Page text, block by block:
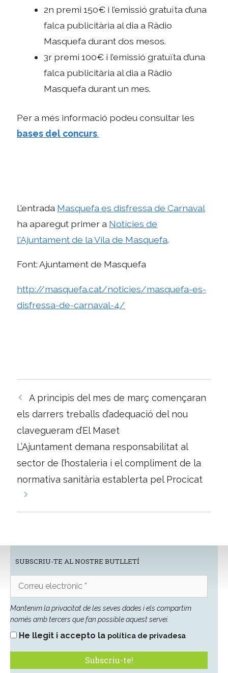
2n premi 150€ i l’emissió gratuïta d’una
falca publicitària al dia a Ràdio
Masquefa durant dos mesos.
3r premi 100€ i l’emissió gratuïta d’una
falca publicitària al dia a Ràdio
Masquefa durant un mes.
Per a més informació podeu consultar les
bases del concurs.
L’entrada Masquefa es disfressa de Carnaval
ha aparegut primer a Notícies de
l'Ajuntament de la Vila de Masquefa.
Font: Ajuntament de Masquefa
http://masquefa.cat/noticies/masquefa-es-
disfressa-de-carnaval-4/
Navegació
per
entrades
A principis del mes de març començaran
els darrers treballs d’adequació del nou
clavegueram d’El Maset
L’Ajuntament demana responsabilitat al
sector de l’hostaleria i el compliment de la
normativa sanitària establerta pel Procicat
SUBSCRIU-TE AL NOSTRE BUTLLETÍ
electrònic
Mantenim la privacitat de les seves dades i els compartim
només amb tercers que fan possible aquest servei.
He llegit i accepto la política de privadesa